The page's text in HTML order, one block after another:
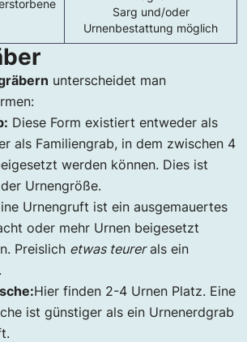
Sarg und/oder
Urnenbestattung möglich
unterscheidet man
Diese Form existiert entweder als
als Familiengrab, in dem zwischen 4
werden können. Dies ist
Urnengröße.
Urnengruft ist ein ausgemauertes
oder mehr Urnen beigesetzt
Preislich etwas teurerals ein
Hier finden 2-4 Urnen Platz. Eine
ist günstiger als ein Urnenerdgrab